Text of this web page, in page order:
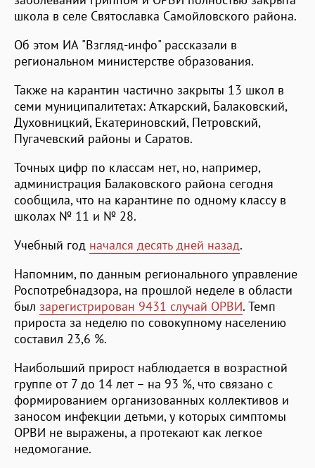
школа в селе Святославка Самойловского района.
Об этом ИА "Взгляд-инфо" рассказали в
региональном министерстве образования.
Также на карантин частично закрыты 13 школ в
семи муниципалитетах: Аткарский, Балаковский,
Духовницкий, Екатериновский, Петровский,
Пугачевский районы и Саратов.
Точных цифр по классам нет, но, например,
администрация Балаковского района сегодня
сообщила, что на карантине по одному классу в
школах № 11 и № 28.
Учебный год начался десять дней назад.
Напомним, по данным регионального управление
Роспотребнадзора, на прошлой неделе в области
был зарегистрирован 9431 случай ОРВИ. Темп
прироста за неделю по совокупному населению
составил 23,6 %.
Наибольший прирост наблюдается в возрастной
группе от 7 до 14 лет – на 93 %, что связано с
формированием организованных коллективов и
заносом инфекции детьми, у которых симптомы
ОРВИ не выражены, а протекают как легкое
недомогание.